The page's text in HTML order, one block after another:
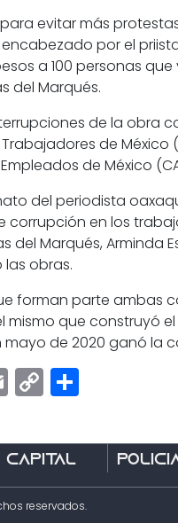
evitar más
por el
a 100 personas
del Marqués.
de la obra
de México
de México
del periodista
corrupción en los
del Marqués,
obras.
forman parte
mismo que construyó
de 2020 ganó la
Email
Copy
Link
Capital
reservados.